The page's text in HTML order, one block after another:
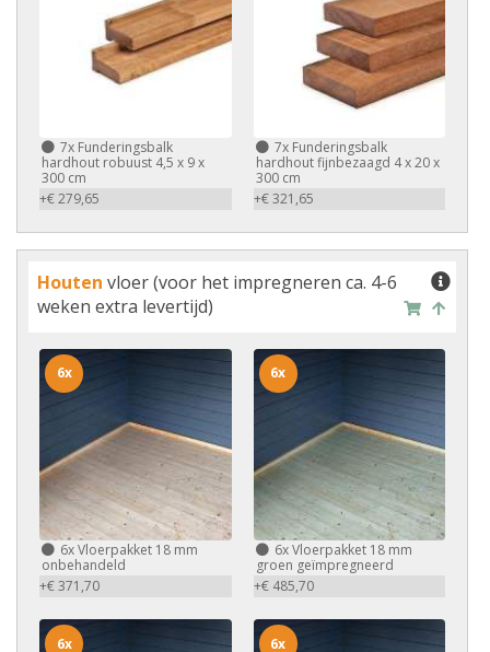
7x Funderingsbalk
hardhout robuust 4,5 x 9 x
300 cm
+€ 279,65
7xFunderingsbalk
hardhout fijnbezaagd 4 x 20 x
300 cm
+€ 321,65
Houten vloer (voor het impregneren ca. 4-6
weken extra levertijd)
6xVloerpakket 18 mm
onbehandeld
+€ 371,70
6x
6xVloerpakket 18 mm
groen geïmpregneerd
+€ 485,70
6x
6x 6x